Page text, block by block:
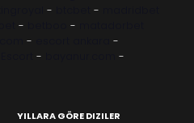
- -
- -
-
-
- -
YILLARA GÖRE DIZILER